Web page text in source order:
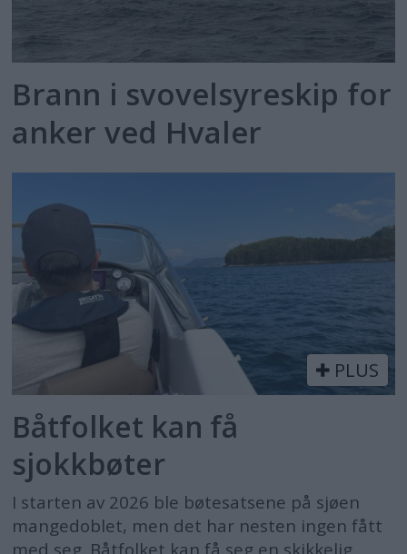
Brann i svovelsyreskip for
anker ved Hvaler
PLUS
Båtfolket kan få
sjokkbøter
I starten av 2026 ble bøtesatsene på sjøen
mangedoblet, men det har nesten ingen fått